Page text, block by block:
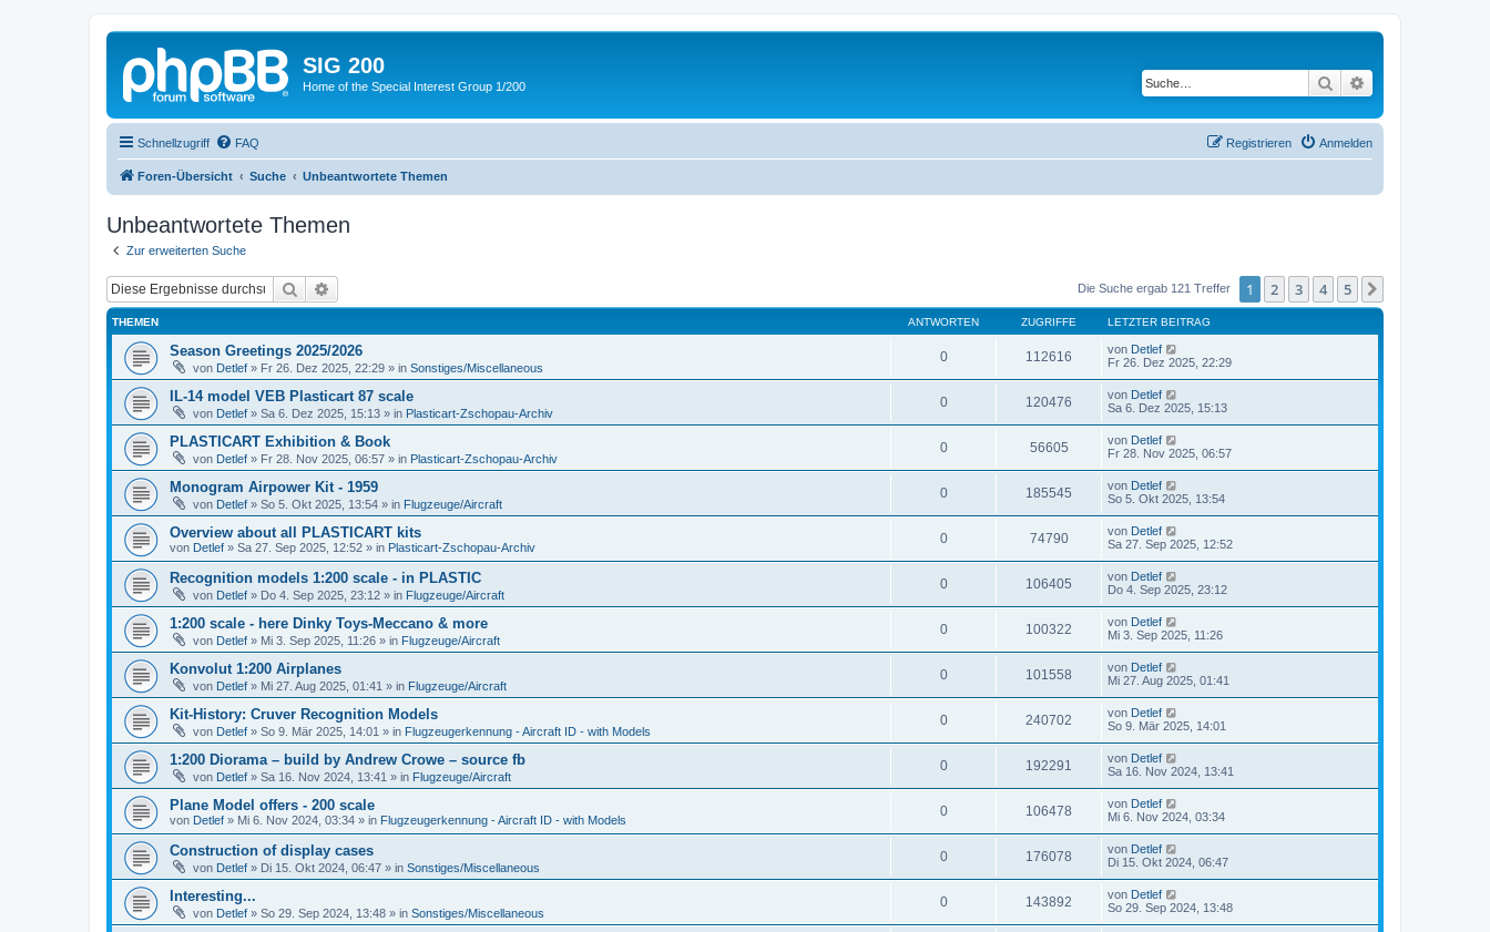
SIG 200
Home of the Special Interest Group 1/200 Suche
Schnellzugriff FAQ Anmelden
Registrieren
Foren-Übersicht Suche Unbeantwortete Themen
Unbeantwortete Themen
Zur erweiterten Suche
Suche Die Suche ergab 121 Treffer 1 2 3 4 5
THEMEN ANTWORTEN ZUGRIFFE LETZTER BEITRAG
Season Greetings 2025/2026
von Detlef » Fr 26. Dez 2025, 22:29 » in Sonstiges/Miscellaneous
0 112616 von Detlef
Fr 26. Dez 2025, 22:29
IL-14 model VEB Plasticart 87 scale
von Detlef » Sa 6. Dez 2025, 15:13 » in Plasticart-Zschopau-Archiv
0 120476 von Detlef
Sa 6. Dez 2025, 15:13
PLASTICART Exhibition & Book
von Detlef » Fr 28. Nov 2025, 06:57 » in Plasticart-Zschopau-Archiv
0 56605 von Detlef
Fr 28. Nov 2025, 06:57
Monogram Airpower Kit - 1959
von Detlef » So 5. Okt 2025, 13:54 » in Flugzeuge/Aircraft
0 185545 von Detlef
So 5. Okt 2025, 13:54
Overview about all PLASTICART kits
von Detlef » Sa 27. Sep 2025, 12:52 » in Plasticart-Zschopau-Archiv
0 74790 von Detlef
Sa 27. Sep 2025, 12:52
Recognition models 1:200 scale - in PLASTIC
von Detlef » Do 4. Sep 2025, 23:12 » in Flugzeuge/Aircraft
0 106405 von Detlef
Do 4. Sep 2025, 23:12
1:200 scale - here Dinky Toys-Meccano & more
von Detlef » Mi 3. Sep 2025, 11:26 » in Flugzeuge/Aircraft
0 100322 von Detlef
Mi 3. Sep 2025, 11:26
Konvolut 1:200 Airplanes
von Detlef » Mi 27. Aug 2025, 01:41 » in Flugzeuge/Aircraft
0 101558 von Detlef
Mi 27. Aug 2025, 01:41
Kit-History: Cruver Recognition Models
von Detlef » So 9. Mär 2025, 14:01 » in Flugzeugerkennung - Aircraft ID - with Models
0 240702 von Detlef
So 9. Mär 2025, 14:01
1:200 Diorama – build by Andrew Crowe – source fb
von Detlef » Sa 16. Nov 2024, 13:41 » in Flugzeuge/Aircraft
0 192291 von Detlef
Sa 16. Nov 2024, 13:41
Plane Model offers - 200 scale
von Detlef » Mi 6. Nov 2024, 03:34 » in Flugzeugerkennung - Aircraft ID - with Models
0 106478 von Detlef
Mi 6. Nov 2024, 03:34
Construction of display cases
von Detlef » Di 15. Okt 2024, 06:47 » in Sonstiges/Miscellaneous
0 176078 von Detlef
Di 15. Okt 2024, 06:47
Interesting...
von Detlef » So 29. Sep 2024, 13:48 » in Sonstiges/Miscellaneous
0 143892 von Detlef
So 29. Sep 2024, 13:48